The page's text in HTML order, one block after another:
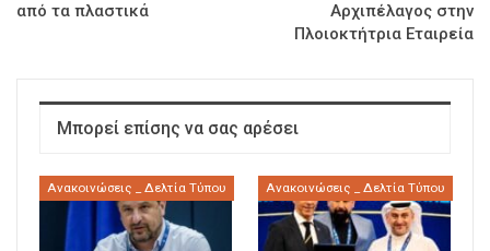
από τα πλαστικά
Αρχιπέλαγος στην
Πλοιοκτήτρια Εταιρεία
Μπορεί επίσης να σας αρέσει
Ανακοινώσεις _ Δελτία Τύπου Ανακοινώσεις _ Δελτία Τύπου